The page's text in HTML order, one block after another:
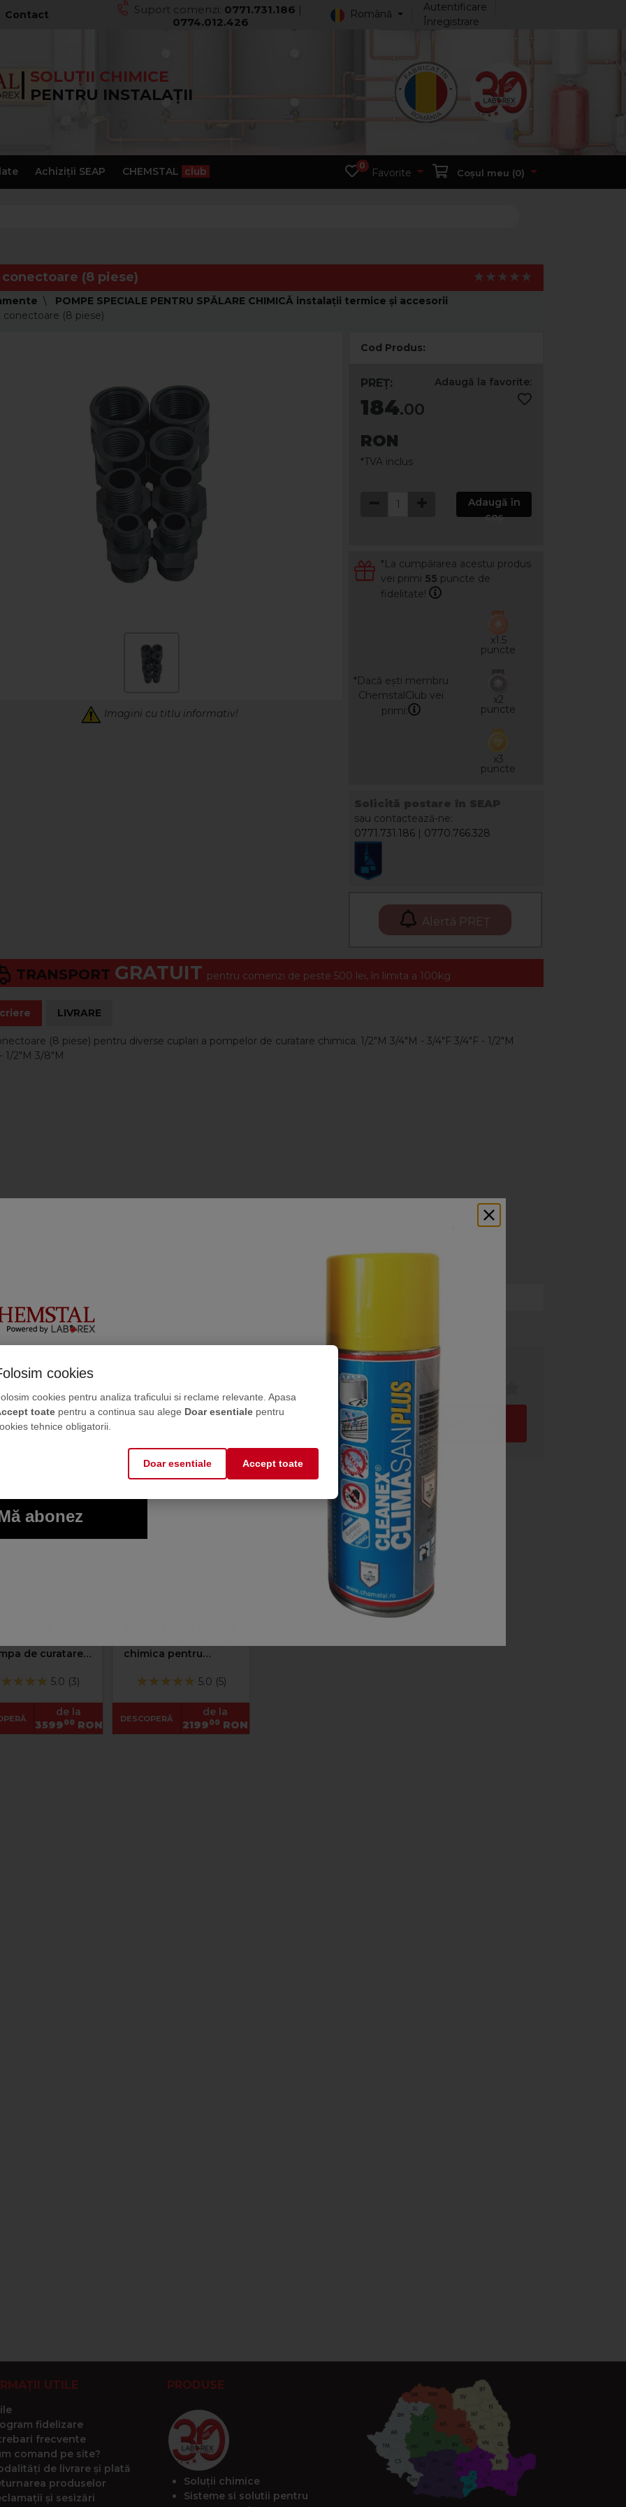
Contact Suport comenzi: 0771.731.186 |
0774.012.426
Română
Autentificare
Înregistrare
SOLUȚII CHIMICE
PENTRU INSTALAȚII
Achiziții SEAP CHEMSTAL club 0
Favorite Coșul meu (0)
conectoare (8 piese)
POMPE SPECIALE PENTRU SPĂLARE CHIMICĂ instalaţii termice şi accesorii
conectoare (8 piese)
Imagini cu titlu informativ!
Cod Produs:
Adaugă la favorite:
PREȚ:
184.00
RON
*TVA inclus
Adaugă în
coș
*La cumpărarea acestui produs
vei primi 55 puncte de
fidelitate!
*Dacă ești membru
ChemstalClub vei
primi:
x1.5
puncte
x2
puncte
x3
puncte
sau contactează-ne:
0771.731.186| 0770.766.328
Alertă PREȚ
TRANSPORT GRATUIT pentru comenzi de peste 500 lei, în limita a 100kg
LIVRARE
(8 piese) pentru diverse cuplari a pompelor de curatare chimica. 1/2"M 3/4"M - 3/4"F 3/4"F - 1/2"M
1/2"M 3/8"M
ți părerea acordând o notă produsului.
COMPLEMENTARE
de curatare
termice5.0 (3)
de la
359900 RON
chimica pentru
5.0 (5)
DESCOPERĂ
de la
219900 RON
UTILE
fidelizare
frecvente
comand pe site?
de livrare și plată
produselor
și sesizări
PRODUSE
Soluții chimice
Sisteme si solutii pentru
cookies
cookies pentru analiza traficului si reclame relevante. Apasa
toate pentru a continua sau alege Doar esentiale pentru
tehnice obligatorii.
Doar esentiale Accept toate
la newsletterul
direct de la producător. Maximum 2-3
abonez